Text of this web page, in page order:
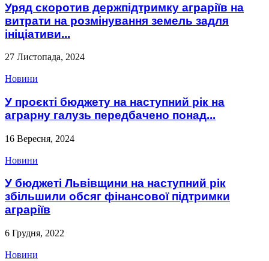
Уряд скоротив держпідтримку аграріїв на
витрати на розмінування земель задля
ініціативи...
27 Листопада, 2024
Новини
У проєкті бюджету на наступний рік на
аграрну галузь передбачено понад...
16 Вересня, 2024
Новини
У бюджеті Львівщини на наступний рік
збільшили обсяг фінансової підтримки
аграріїв
6 Грудня, 2022
Новини